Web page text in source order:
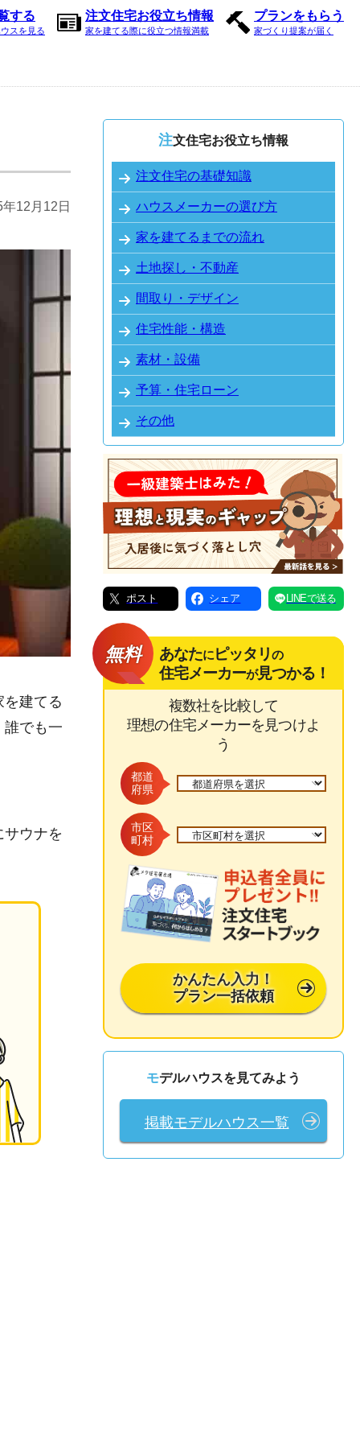
する
スを見る
注文住宅お役立ち情報
家を建てる際に役立つ情報満載
プランをもらう
家づくり提案が届く
12月12日
建てる
誰でも一
ウナを
注文住宅お役立ち情報
注文住宅の基礎知識
ハウスメーカーの選び方
家を建てるまでの流れ
土地探し・不動産
間取り・デザイン
住宅性能・構造
素材・設備
予算・住宅ローン
その他
ポスト シェア LINEで送る
無料 あなたにピッタリの
住宅メーカーが見つかる！
複数社を比較して
理想の住宅メーカーを見つけよ
う
都道
府県
市区
町村
かんたん入力！
プラン一括依頼
モデルハウスを見てみよう
掲載モデルハウス一覧